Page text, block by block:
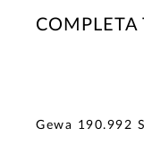
Gewa 190.992